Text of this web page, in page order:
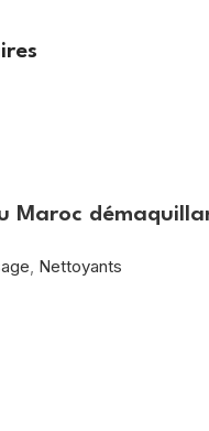
Maroc
, Nettoyants